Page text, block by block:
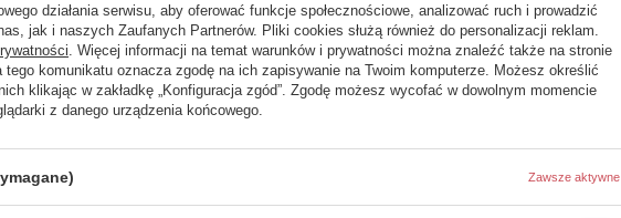
Twoja ocena:
5/5
działania serwisu, aby oferować funkcje społecznościowe, analizować ruch i prowadzić
jak i naszych Zaufanych Partnerów. Pliki cookies służą również do personalizacji reklam.
. Więcej informacji na temat warunków i prywatności można znaleźć także na stronie
tego komunikatu oznacza zgodę na ich zapisywanie na Twoim komputerze. Możesz określić
klikając w zakładkę „Konfiguracja zgód”. Zgodę możesz wycofać w dowolnym momencie
z danego urządzenia końcowego.
Zawsze aktywne